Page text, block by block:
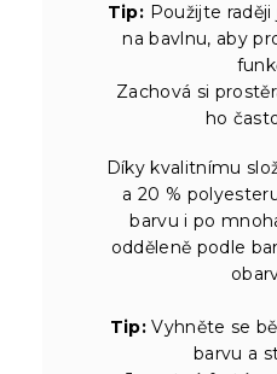
Tip: Použijte
na bavlnu, aby
Zachová si
ho
Díky kvalitnímu
a 20 %
barvu i po
odděleně podle
Tip: Vyhněte se
barvu a